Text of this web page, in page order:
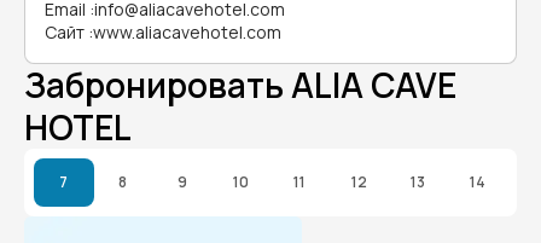
Email :info@aliacavehotel.com
Сайт :www.aliacavehotel.com
Забронировать ALIA CAVE
HOTEL
7 8 9 10 11 12 13 14